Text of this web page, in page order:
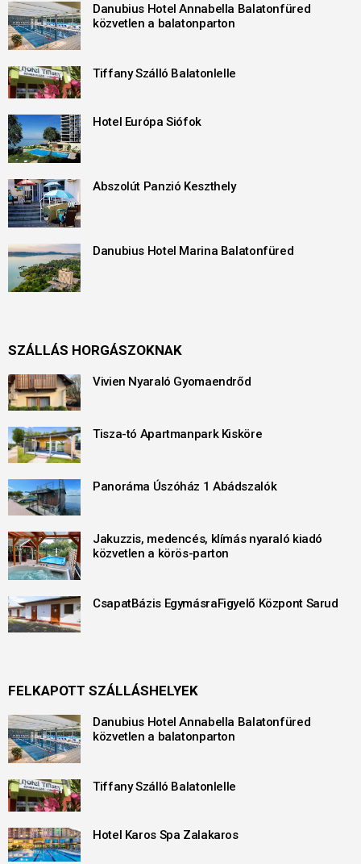
Danubius Hotel Annabella Balatonfüred
közvetlen a balatonparton
Tiffany Szálló Balatonlelle
Hotel Európa Siófok
Abszolút Panzió Keszthely
Danubius Hotel Marina Balatonfüred
SZÁLLÁS HORGÁSZOKNAK
Vivien Nyaraló Gyomaendrőd
Tisza-tó Apartmanpark Kisköre
Panoráma Úszóház 1 Abádszalók
Jakuzzis, medencés, klímás nyaraló kiadó
közvetlen a körös-parton
CsapatBázis EgymásraFigyelő Központ Sarud
FELKAPOTT SZÁLLÁSHELYEK
Danubius Hotel Annabella Balatonfüred
közvetlen a balatonparton
Tiffany Szálló Balatonlelle
Hotel Karos Spa Zalakaros